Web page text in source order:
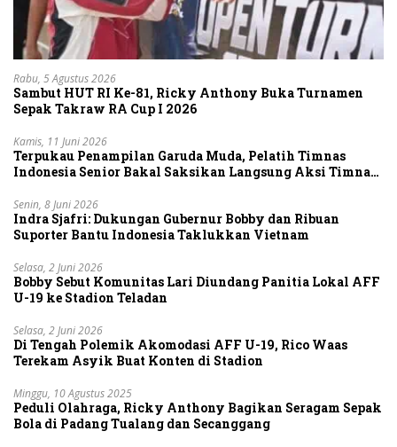
Rabu, 5 Agustus 2026
Sambut HUT RI Ke-81, Ricky Anthony Buka Turnamen
Sepak Takraw RA Cup I 2026
Kamis, 11 Juni 2026
Terpukau Penampilan Garuda Muda, Pelatih Timnas
Indonesia Senior Bakal Saksikan Langsung Aksi Timnas
Senin, 8 Juni 2026
Indra Sjafri: Dukungan Gubernur Bobby dan Ribuan
Suporter Bantu Indonesia Taklukkan Vietnam
Selasa, 2 Juni 2026
Bobby Sebut Komunitas Lari Diundang Panitia Lokal AFF
U-19 ke Stadion Teladan
Selasa, 2 Juni 2026
Di Tengah Polemik Akomodasi AFF U-19, Rico Waas
Terekam Asyik Buat Konten di Stadion
Minggu, 10 Agustus 2025
Peduli Olahraga, Ricky Anthony Bagikan Seragam Sepak
Bola di Padang Tualang dan Secanggang